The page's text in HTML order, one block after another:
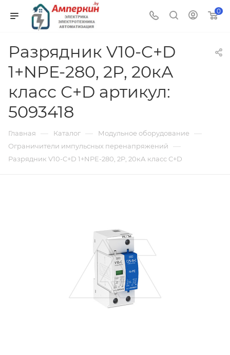
0
Разрядник V10-C+D
1+NPE-280, 2P, 20кА
класс С+D артикул:
5093418
Главная — Каталог — Модульное оборудование —
Ограничители импульсных перенапряжений —
Разрядник V10-C+D 1+NPE-280, 2P, 20кА класс С+D